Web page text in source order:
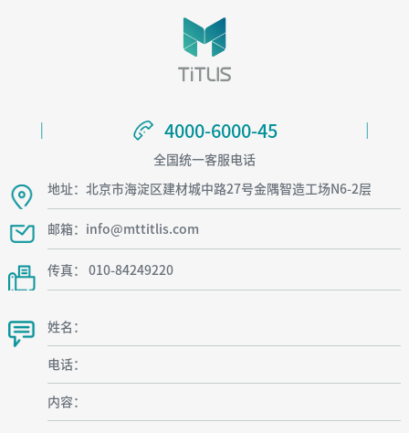
4000-6000-45
4000-6000-45
全国统一客服电话
地址：北京市海淀区建材城中路27号金隅智造工场N6-2层
邮箱：info@mttitlis.com
传真： 010-84249220
姓名：
电话：
内容：